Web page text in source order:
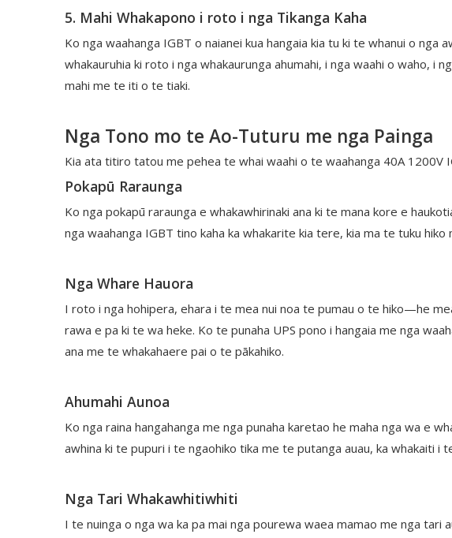
5. Mahi Whakapono i roto i nga Tikanga Kaha
Ko nga waahanga IGBT o naianei kua hangaia kia tu ki te whanui o nga
whakauruhia ki roto i nga whakaurunga ahumahi, i nga waahi o waho,
mahi me te iti o te tiaki.
Nga Tono mo te Ao-Tuturu me nga Painga
Kia ata titiro tatou me pehea te whai waahi o te waahanga 40A 1200V
Pokapū Raraunga
Ko nga pokapū raraunga e whakawhirinaki ana ki te mana kore e
nga waahanga IGBT tino kaha ka whakarite kia tere, kia ma te tuku
Nga Whare Hauora
I roto i nga hohipera, ehara i te mea nui noa te pumau o te hiko—he
rawa e pa ki te wa heke. Ko te punaha UPS pono i hangaia me nga
ana me te whakahaere pai o te pākahiko.
Ahumahi Aunoa
Ko nga raina hangahanga me nga punaha karetao he maha nga wa e
awhina ki te pupuri i te ngaohiko tika me te putanga auau, ka whakaiti
Nga Tari Whakawhitiwhiti
I te nuinga o nga wa ka pa mai nga pourewa waea mamao me nga